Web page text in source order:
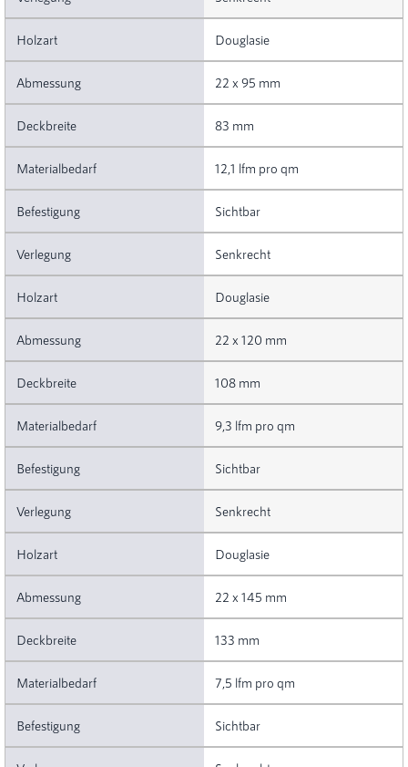
Douglasie
22 x 95 mm
83 mm
12,1 lfm pro qm
Sichtbar
Senkrecht
Douglasie
22 x 120 mm
108 mm
9,3 lfm pro qm
Sichtbar
Senkrecht
Douglasie
22 x 145 mm
133 mm
7,5 lfm pro qm
Sichtbar